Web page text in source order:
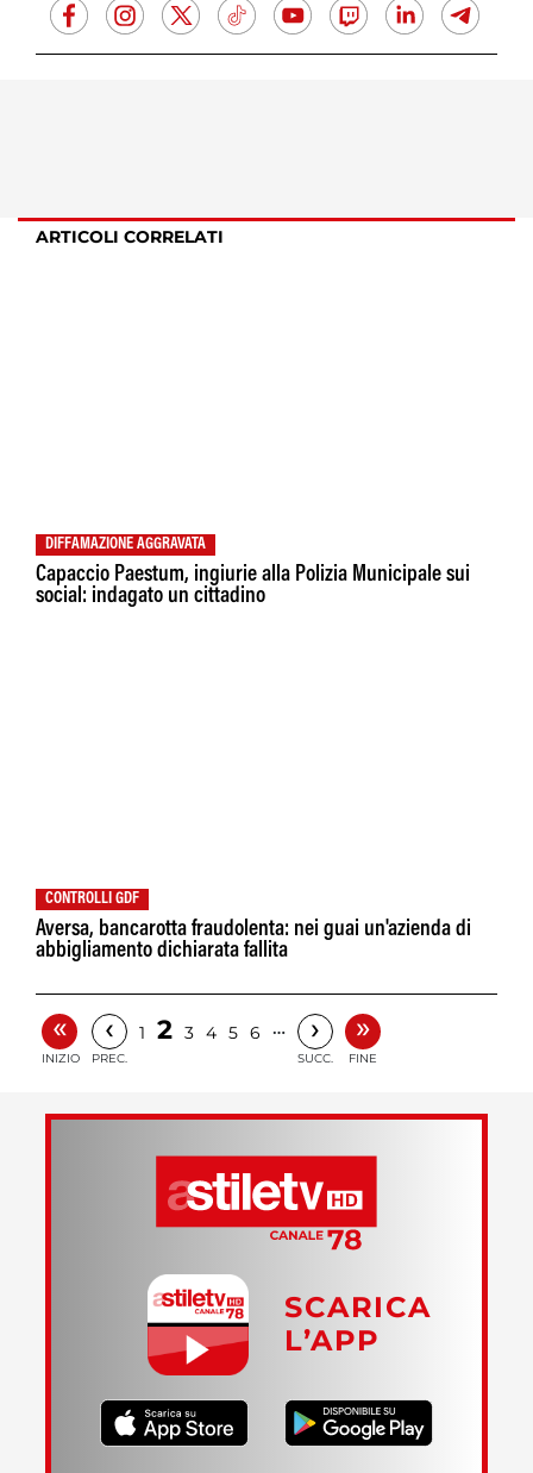
ARTICOLI CORRELATI
DIFFAMAZIONE AGGRAVATA
Capaccio Paestum, ingiurie alla Polizia Municipale sui
social: indagato un cittadino
CONTROLLI GDF
Aversa, bancarotta fraudolenta: nei guai un'azienda di
abbigliamento dichiarata fallita
«
INIZIO
‹
PREC.
1 2 3 4 5 6 … ›
SUCC.
»
FINE
SCARICA
L’APP